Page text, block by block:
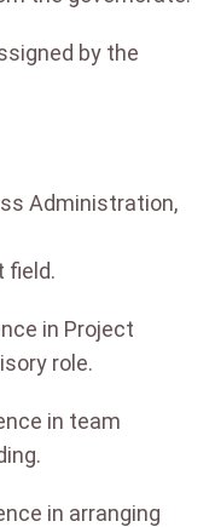
by the
Administration,
field.
in Project
role.
in team
in arranging